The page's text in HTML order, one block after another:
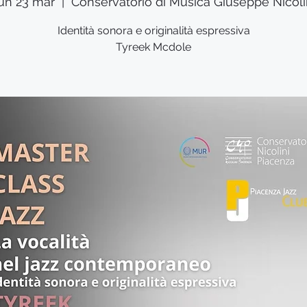
Identità sonora e originalità espressiva
Tyreek Mcdole